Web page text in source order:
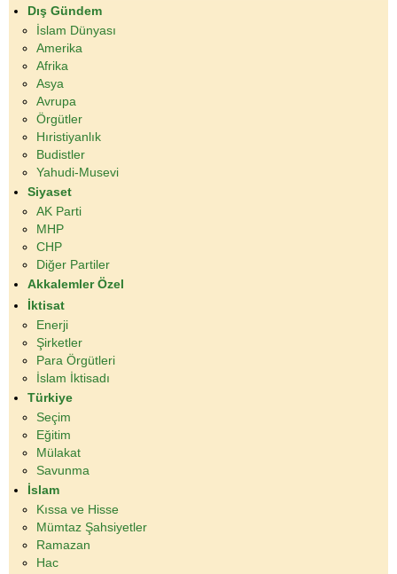
Dış Gündem
İslam Dünyası
Amerika
Afrika
Asya
Avrupa
Örgütler
Hıristiyanlık
Budistler
Yahudi-Musevi
Siyaset
AK Parti
MHP
CHP
Diğer Partiler
Akkalemler Özel
İktisat
Enerji
Şirketler
Para Örgütleri
İslam İktisadı
Türkiye
Seçim
Eğitim
Mülakat
Savunma
İslam
Kıssa ve Hisse
Mümtaz Şahsiyetler
Ramazan
Hac